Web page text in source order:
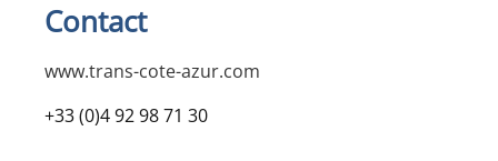
Contact
www.trans-cote-azur.com
+33 (0)4 92 98 71 30